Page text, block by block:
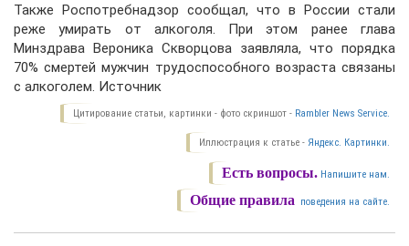
Также Роспотребнадзор сообщал, что в России стали
реже умирать от алкоголя. При этом ранее глава
Минздрава Вероника Скворцова заявляла, что порядка
70% смертей мужчин трудоспособного возраста связаны
с алкоголем. Источник
Цитирование статьи, картинки - фото скриншот - Rambler News Service.
Иллюстрация к статье - Яндекс. Картинки.
Есть вопросы. Напишите нам.
Общие правила поведения на сайте.